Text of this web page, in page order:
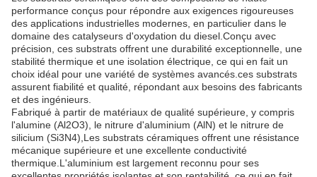
performance conçus pour répondre aux exigences rigoureuses
des applications industrielles modernes, en particulier dans le
domaine des catalyseurs d'oxydation du diesel.Conçu avec
précision, ces substrats offrent une durabilité exceptionnelle, une
stabilité thermique et une isolation électrique, ce qui en fait un
choix idéal pour une variété de systèmes avancés.ces substrats
assurent fiabilité et qualité, répondant aux besoins des fabricants
et des ingénieurs.
Fabriqué à partir de matériaux de qualité supérieure, y compris
l'alumine (Al2O3), le nitrure d'aluminium (AlN) et le nitrure de
silicium (Si3N4),Les substrats céramiques offrent une résistance
mécanique supérieure et une excellente conductivité
thermique.L'aluminium est largement reconnu pour ses